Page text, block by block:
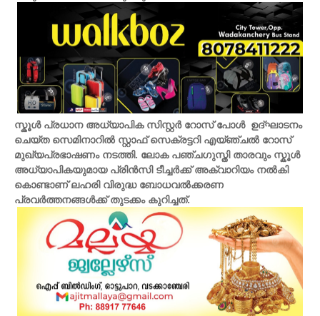
സ്കൂൾ പ്രധാന അധ്യാപിക സിസ്റ്റർ റോസ് പോൾ ഉദ്ഘാടനം
ചെയ്ത സെമിനാറിൽ സ്റ്റാഫ് സെക്രട്ടറി എയ്ഞ്ചൽ റോസ്
മുഖ്യപ്രഭാഷണം നടത്തി. ലോക പഞ്ചഗുസ്തി താരവും സ്കൂൾ
അധ്യാപികയുമായ പ്രിൻസി ടീച്ചർക്ക് അക്വാറിയം നൽകി
കൊണ്ടാണ് ലഹരി വിരുദ്ധ ബോധവൽക്കരണ
പ്രവർത്തനങ്ങൾക്ക് തുടക്കം കുറിച്ചത്.